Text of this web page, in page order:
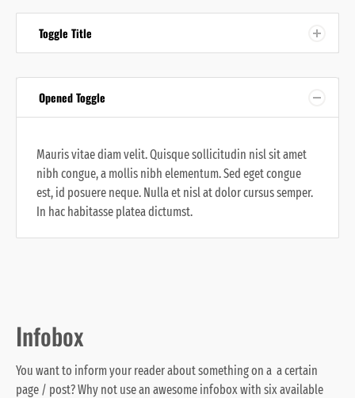
Toggle Title
Opened Toggle
Mauris vitae diam velit. Quisque sollicitudin nisl sit amet
nibh congue, a mollis nibh elementum. Sed eget congue
est, id posuere neque. Nulla et nisl at dolor cursus semper.
In hac habitasse platea dictumst.
Infobox
You want to inform your reader about something on a a certain
page / post? Why not use an awesome infobox with six available